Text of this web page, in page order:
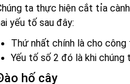
ta thực hiện cắt tỉa
yếu tố sau đây:
Thứ nhất chính là cho công
Yếu tố số 2 đó là khi
hố cây